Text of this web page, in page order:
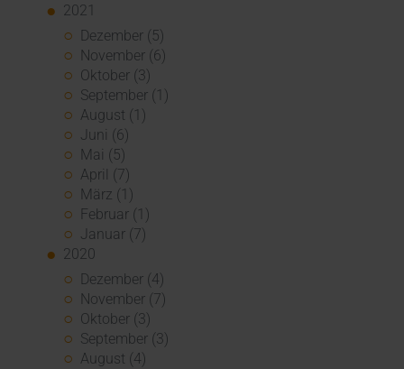
2021
Dezember (5)
November (6)
Oktober (3)
September (1)
August (1)
Juni (6)
Mai (5)
April (7)
März (1)
Februar (1)
Januar (7)
2020
Dezember (4)
November (7)
Oktober (3)
September (3)
August (4)